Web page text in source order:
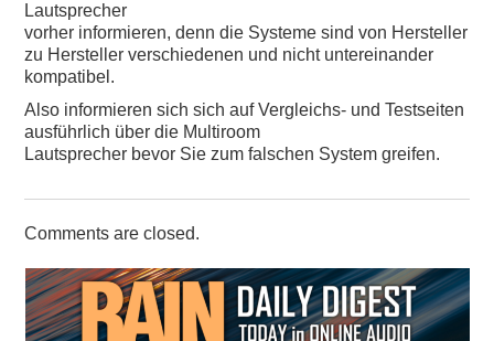
Lautsprecher
vorher informieren, denn die Systeme sind von Hersteller
zu Hersteller verschiedenen und nicht untereinander
kompatibel.
Also informieren sich sich auf Vergleichs- und Testseiten
ausführlich über die Multiroom
Lautsprecher bevor Sie zum falschen System greifen.
Comments are closed.